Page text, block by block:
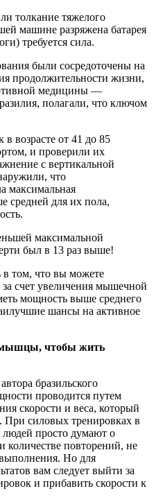
толкание тяжелого
машине разряжена батарея
требуется сила.
были сосредоточены на
продолжительности жизни,
медицин­ы —
полагали, что ключом
возрасте от 41 до 85
и проверили их
с вертикальной
что
максимальная
для их пола,
максимальной
был в 13 раз выше!
в том, что вы можете
счет увеличения мышечной
мощность выше средне­го
шансы на активное
мышцы, чтобы жить
бразильского
проводится путем
скорости и веса, который
При силовых тренировках в
людей просто думают о
количестве повторений, не
Но для
вам следует выйти за
и прибавить скорости к